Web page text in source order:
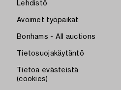
Lehdistö
Avoimet työpaikat
Bonhams - All auctions
Tietosuojakäytäntö
Tietoa evästeistä
(cookies)